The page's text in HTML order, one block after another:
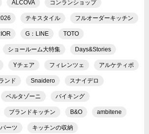
ALCOVA コンランショップ
テキスタイル フルオーダーキッチン
G：LINE TOTO
ショールーム大特集 Days&Stories
Yチェア フィレンツェ アルケティポ
ンド Snaidero スナイデロ
ベルタゾーニ バイキング
ブランドキッチン B&O ambitene
ーツ キッチンの収納